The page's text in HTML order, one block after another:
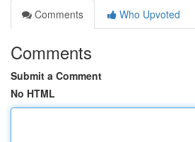
Comments
Who Upvoted
Comments
Submit a Comment
No HTML